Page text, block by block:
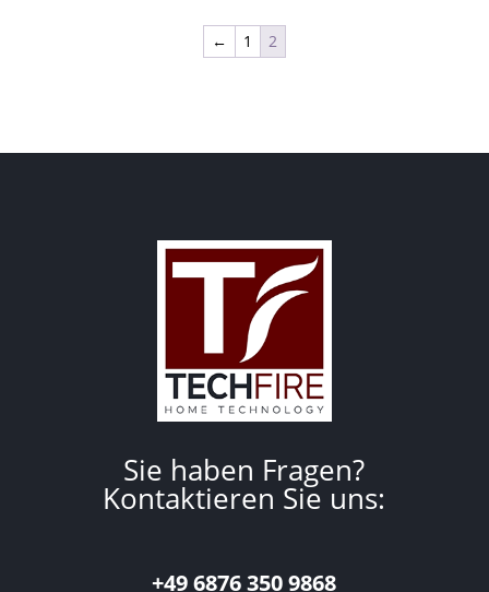
← 1 2
Sie haben Fragen?
Kontaktieren Sie uns:
+49 6876 350 9868